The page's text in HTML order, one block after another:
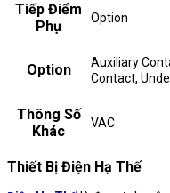
Tiếp Điểm
Phụ
Option
Option
Auxiliary
Contact,
Thông Số
Khác
VAC
Thiết Bị Điện Hạ Thế